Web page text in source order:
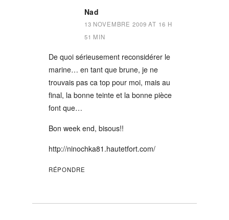
Nad
13 NOVEMBRE 2009 AT 16 H
51 MIN
De quoi sérieusement reconsidérer le
marine… en tant que brune, je ne
trouvais pas ca top pour moi, mais au
final, la bonne teinte et la bonne pièce
font que…
Bon week end, bisous!!
http://ninochka81.hautetfort.com/
RÉPONDRE